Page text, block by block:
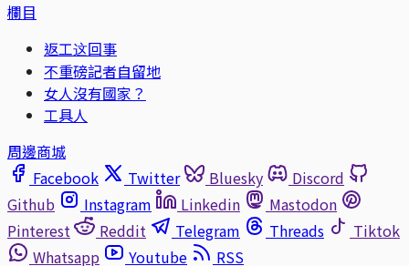
欄目
返工这回事
不重磅記者自留地
女人沒有國家？
工具人
周邊商城
Facebook
Twitter Bluesky
Discord
Github
Instagram Linkedin
Mastodon
Pinterest
Reddit Telegram Threads
Tiktok
Whatsapp
Youtube
RSS